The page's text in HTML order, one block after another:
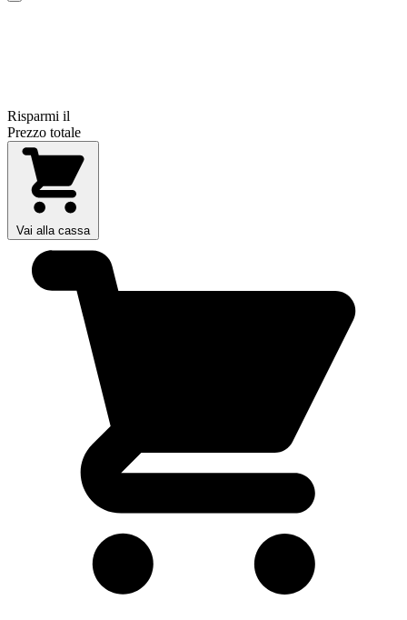
Risparmi il
Prezzo totale
Vai alla cassa